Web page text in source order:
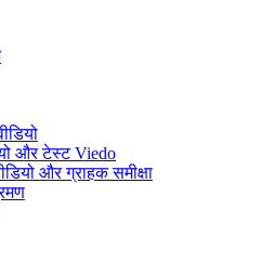
और टेस्ट Viedo
और ग्राहक समीक्षा